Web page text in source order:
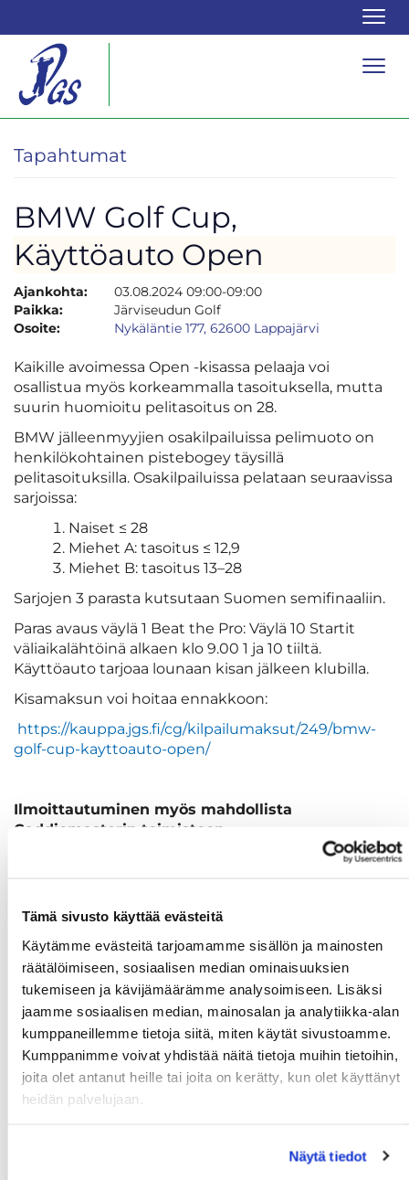
Tämä sivusto käyttää evästeitä
Käytämme evästeitä tarjoamamme sisällön ja mainosten
räätälöimiseen, sosiaalisen median ominaisuuksien
tukemiseen ja kävijämäärämme analysoimiseen. Lisäksi
jaamme sosiaalisen median, mainosalan ja analytiikka-alan
kumppaneillemme tietoja siitä, miten käytät sivustoamme.
Kumppanimme voivat yhdistää näitä tietoja muihin tietoihin,
joita olet antanut heille tai joita on kerätty, kun olet käyttänyt
heidän palvelujaan.
Näytä tiedot
Tapahtumat
BMW Golf Cup,
Käyttöauto Open
Ajankohta:
03.08.2024 09:00-09:00
Paikka:
Järviseudun Golf
Osoite:
Nykäläntie 177, 62600 Lappajärvi
Kaikille avoimessa Open -kisassa pelaaja voi
osallistua myös korkeammalla tasoituksella, mutta
suurin huomioitu pelitasoitus on 28.
BMW jälleenmyyjien osakilpailuissa pelimuoto on
henkilökohtainen pistebogey täysillä
pelitasoituksilla. Osakilpailuissa pelataan seuraavissa
sarjoissa:
Naiset ≤ 28
Miehet A: tasoitus ≤ 12,9
Miehet B: tasoitus 13–28
Sarjojen 3 parasta kutsutaan Suomen semifinaaliin.
Paras avaus väylä 1 Beat the Pro: Väylä 10 Startit
väliaikalähtöinä alkaen klo 9.00 1 ja 10 tiiltä.
Käyttöauto tarjoaa lounaan kisan jälkeen klubilla.
Kisamaksun voi hoitaa ennakkoon:
https://kauppa.jgs.fi/cg/kilpailumaksut/249/bmw-
golf-cup-kayttoauto-open/
Ilmoittautuminen myös mahdollista
Caddiemasterin toimistoon
Ilmoittaudu